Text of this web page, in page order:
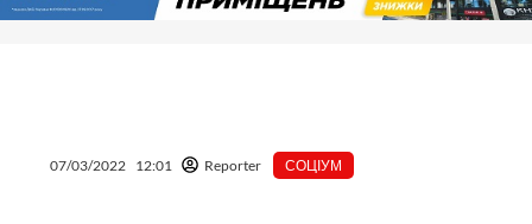
07/03/2022 12:01 Reporter СОЦІУМ